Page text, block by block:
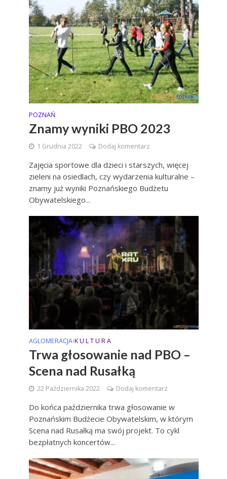
POZNAŃ
Znamy wyniki PBO 2023
1 Grudnia 2022 Dodaj komentarz
Zajęcia sportowe dla dzieci i starszych, więcej
zieleni na osiedlach, czy wydarzenia kulturalne –
znamy już wyniki Poznańskiego Budżetu
Obywatelskiego...
AGLOMERACJA•K U L T U R A
Trwa głosowanie nad PBO –
Scena nad Rusałką
22 Października 2022 Dodaj komentarz
Do końca października trwa głosowanie w
Poznańskim Budżecie Obywatelskim, w którym
Scena nad Rusałką ma swój projekt. To cykl
bezpłatnych koncertów...